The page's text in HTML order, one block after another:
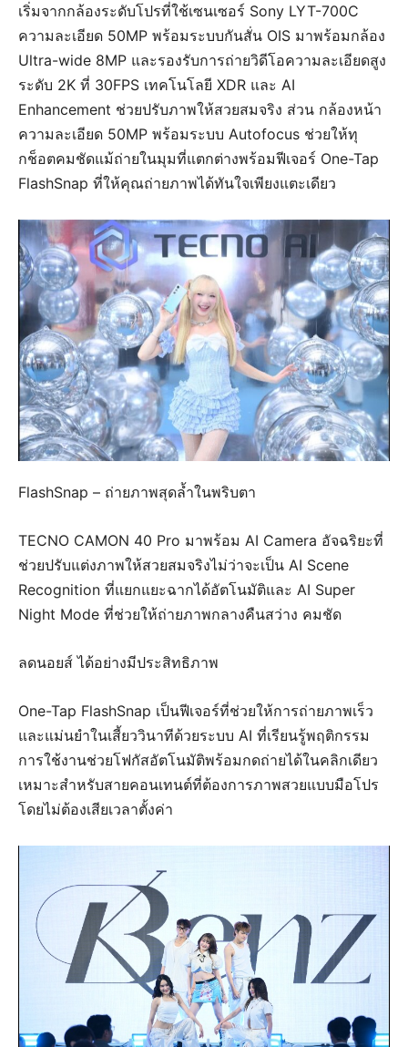
เริ่มจากกล้องระดับโปรที่ใช้เซนเซอร์ Sony LYT-700C
ความละเอียด 50MP พร้อมระบบกันสั่น OIS มาพร้อมกล้อง
Ultra-wide 8MP และรองรับการถ่ายวิดีโอความละเอียดสูง
ระดับ 2K ที่ 30FPS เทคโนโลยี XDR และ AI
Enhancement ช่วยปรับภาพให้สวยสมจริง ส่วน กล้องหน้า
ความละเอียด 50MP พร้อมระบบ Autofocus ช่วยให้ทุ
กช็อตคมชัดแม้ถ่ายในมุมที่แตกต่างพร้อมฟีเจอร์ One-Tap
FlashSnap ที่ให้คุณถ่ายภาพได้ทันใจเพียงแตะเดียว
FlashSnap – ถ่ายภาพสุดล้ำในพริบตา
TECNO CAMON 40 Pro มาพร้อม AI Camera อัจฉริยะที่
ช่วยปรับแต่งภาพให้สวยสมจริงไม่ว่าจะเป็น AI Scene
Recognition ที่แยกแยะฉากได้อัตโนมัติและ AI Super
Night Mode ที่ช่วยให้ถ่ายภาพกลางคืนสว่าง คมชัด
ลดนอยส์ ได้อย่างมีประสิทธิภาพ
One-Tap FlashSnap เป็นฟีเจอร์ที่ช่วยให้การถ่ายภาพเร็ว
และแม่นยำในเสี้ยววินาทีด้วยระบบ AI ที่เรียนรู้พฤติกรรม
การใช้งานช่วยโฟกัสอัตโนมัติพร้อมกดถ่ายได้ในคลิกเดียว
เหมาะสำหรับสายคอนเทนต์ที่ต้องการภาพสวยแบบมือโปร
โดยไม่ต้องเสียเวลาตั้งค่า